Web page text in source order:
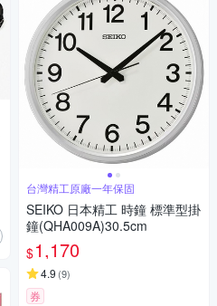
台灣精工原廠一年保固
SEIKO 日本精工 時鐘 標準型掛
鐘(QHA009A)30.5cm
$1,170
4.9 (9)
券